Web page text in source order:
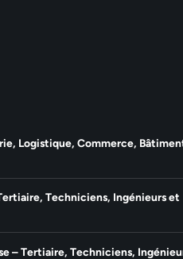
Logistique, Commerce,
Techniciens, Ingénieurs et
– Tertiaire, Techniciens,